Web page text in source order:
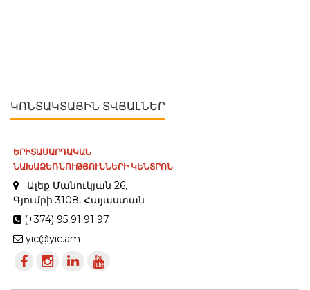
ԿՈՆՏԱԿՏԱՅԻՆ ՏՎՅԱԼՆԵՐ
ԵՐԻՏԱՍԱՐԴԱԿԱՆ
ՆԱԽԱՁԵՌՆՈՒԹՅՈՒՆՆԵՐԻ ԿԵՆՏՐՈՆ
Ալեք Մանուկյան 26,
Գյումրի 3108, Հայաստան
(+374) 95 91 91 97
yic@yic.am